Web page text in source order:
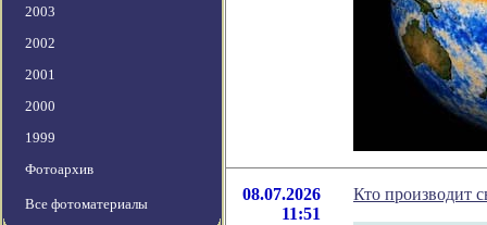
2003
2002
2001
2000
1999
Фотоархив
Все фотоматериалы
08.07.2026
11:51
Кто производит